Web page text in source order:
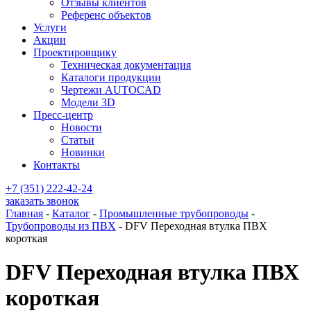
Отзывы клиентов
Референс объектов
Услуги
Акции
Проектировщику
Техническая документация
Каталоги продукции
Чертежи AUTOCAD
Модели 3D
Пресс-центр
Новости
Статьи
Новинки
Контакты
+7 (351) 222-42-24
заказать звонок
Главная - Каталог - Промышленные трубопроводы -
Трубопроводы из ПВХ - DFV Переходная втулка ПВХ
короткая
DFV Переходная втулка ПВХ
короткая